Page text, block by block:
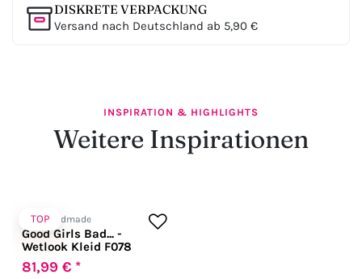
DISKRETE VERPACKUNG
Versand nach Deutschland ab 5,90 €
INSPIRATION & HIGHLIGHTS
Weitere Inspirationen
TOP
Noir Handmade
Good Girls Bad... -
Wetlook Kleid F078
81,99 € *